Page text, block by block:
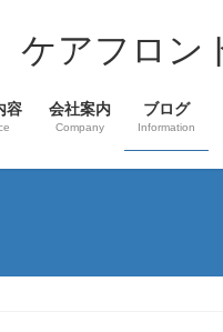
アフロン
容 会社案内
Company
ブログ
Information